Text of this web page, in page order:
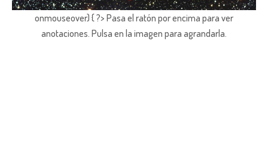
onmouseover) { ?> Pasa el ratón por encima para ver
anotaciones. Pulsa en la imagen para agrandarla.